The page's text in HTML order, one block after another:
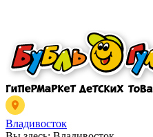
Владивосток